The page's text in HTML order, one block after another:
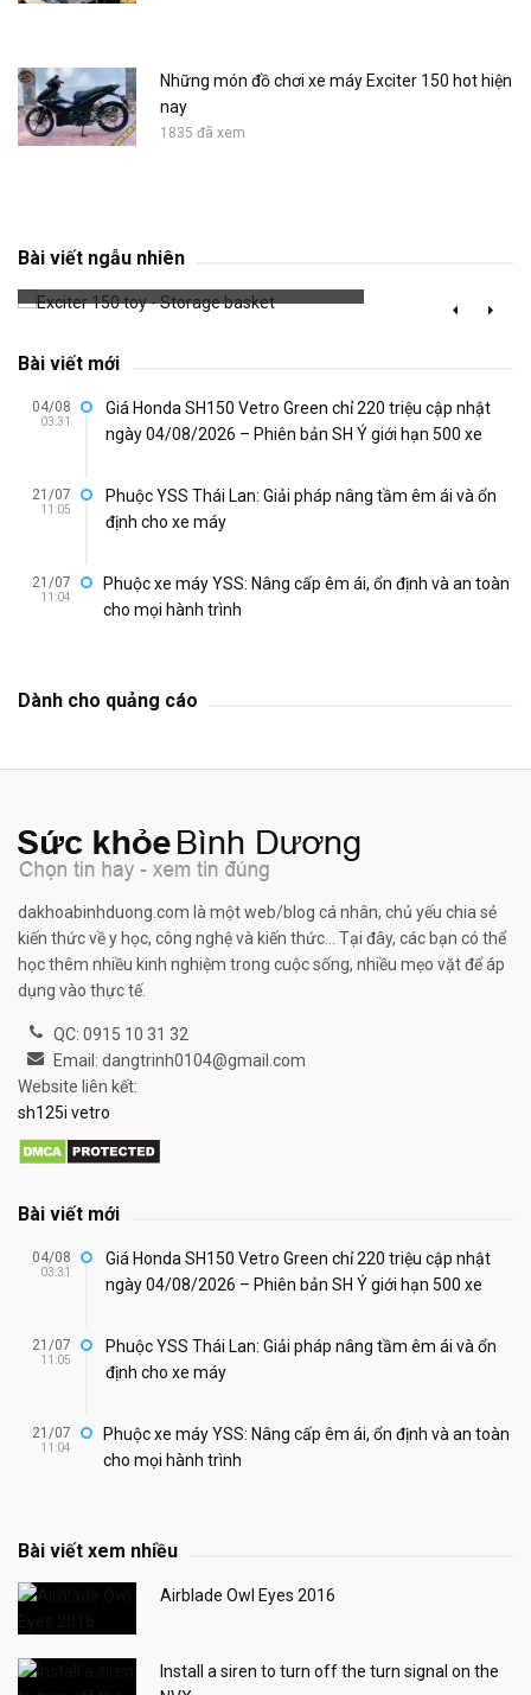
Những món đồ chơi xe máy Exciter 150 hot hiện
nay
1835 đã xem
Bài viết ngẫu nhiên
Exciter 150 toy - Storage basket
795 đã xem
Bài viết mới
04/08
03:31
Giá Honda SH150 Vetro Green chỉ 220 triệu cập nhật
ngày 04/08/2026 – Phiên bản SH Ý giới hạn 500 xe
21/07
11:05
Phuộc YSS Thái Lan: Giải pháp nâng tầm êm ái và ổn
định cho xe máy
21/07
11:04
Phuộc xe máy YSS: Nâng cấp êm ái, ổn định và an toàn
cho mọi hành trình
Dành cho quảng cáo
dakhoabinhduong.com là một web/blog cá nhân, chủ yếu chia sẻ
kiến thức về y học, công nghệ và kiến thức... Tại đây, các bạn có thể
học thêm nhiều kinh nghiệm trong cuộc sống, nhiều mẹo vặt để áp
dụng vào thực tế.
QC: 0915 10 31 32
Email: dangtrinh0104@gmail.com
Website liên kết:
sh125i vetro
Bài viết mới
04/08
03:31
Giá Honda SH150 Vetro Green chỉ 220 triệu cập nhật
ngày 04/08/2026 – Phiên bản SH Ý giới hạn 500 xe
21/07
11:05
Phuộc YSS Thái Lan: Giải pháp nâng tầm êm ái và ổn
định cho xe máy
21/07
11:04
Phuộc xe máy YSS: Nâng cấp êm ái, ổn định và an toàn
cho mọi hành trình
Bài viết xem nhiều
Airblade Owl Eyes 2016
Install a siren to turn off the turn signal on the